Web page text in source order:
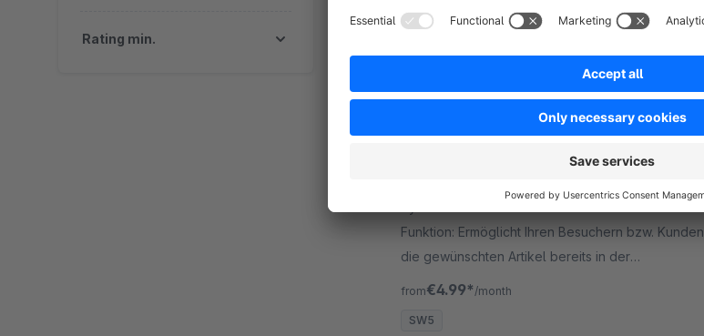
Rating min.
from€4.16*/month
Schnellkauf in der Kategorieansicht
Funktion: Ermöglicht Ihren Besuchern bzw. Kunden
die gewünschten Artikel bereits in der
Kategorieansicht oder der Suche direkt in den
from€4.99* /month
SW5